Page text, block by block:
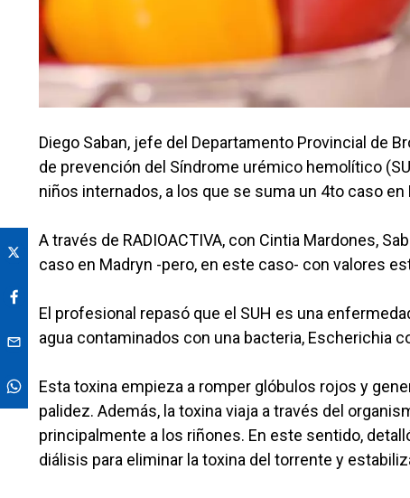
Diego Saban, jefe del Departamento Provincial de
de prevención del Síndrome urémico hemolítico
niños internados, a los que se suma un 4to caso en
A través de RADIOACTIVA, con Cintia Mardones,
caso en Madryn -pero, en este caso- con valores
El profesional repasó que el SUH es una
agua contaminados con una bacteria, Escherichia
Esta toxina empieza a romper glóbulos rojos y
palidez. Además, la toxina viaja a través del
principalmente a los riñones. En este sentido,
diálisis para eliminar la toxina del torrente y